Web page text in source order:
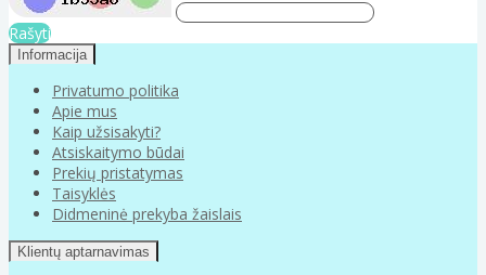
Rašyti
Informacija
Privatumo politika
Apie mus
Kaip užsisakyti?
Atsiskaitymo būdai
Prekių pristatymas
Taisyklės
Didmeninė prekyba žaislais
Klientų aptarnavimas